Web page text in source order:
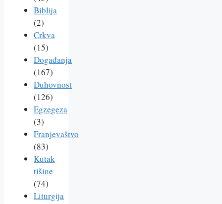
Biblija
(2)
Crkva
(15)
Događanja
(167)
Duhovnost
(126)
Egzegeza
(3)
Franjevaštvo
(83)
Kutak
tišine
(74)
Liturgija